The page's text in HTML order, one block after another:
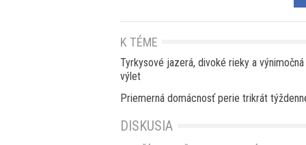
K TÉME
Tyrkysové jazerá, divoké rieky a
výlet
Priemerná domácnosť perie trikrát
DISKUSIA